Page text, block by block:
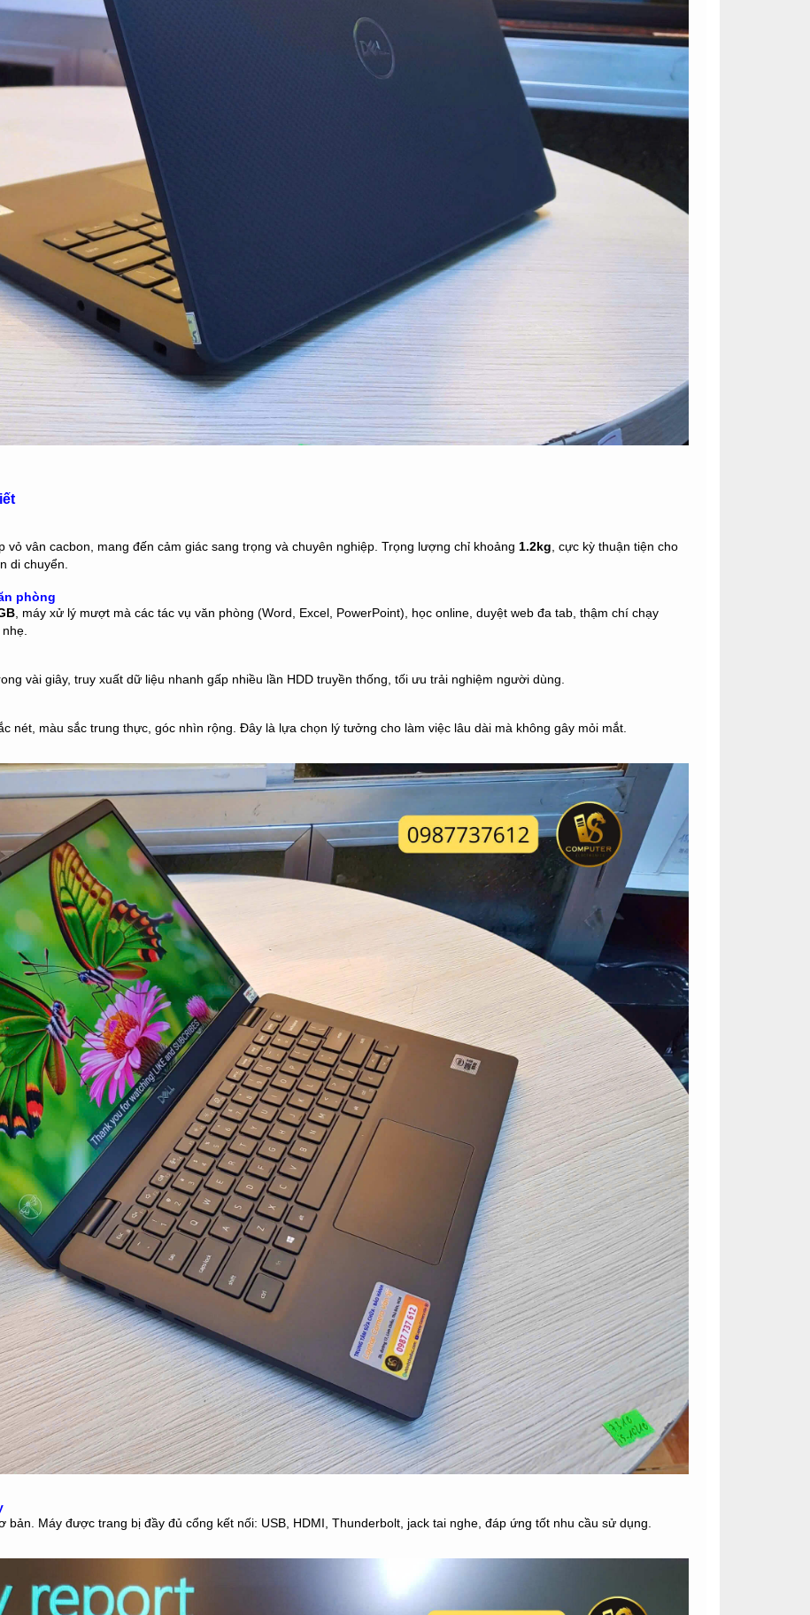
vỏ vân cacbon, mang đến cảm giác sang trọng và chuyên nghiệp. Trọng lượng chỉ khoảng 1.2kg, cực kỳ thuận tiện cho
di chuyển.
phòng
, máy xử lý mượt mà các tác vụ văn phòng (Word, Excel, PowerPoint), học online, duyệt web đa tab, thậm chí chạy
vài giây, truy xuất dữ liệu nhanh gấp nhiều lần HDD truyền thống, tối ưu trải nghiệm người dùng.
nét, màu sắc trung thực, góc nhìn rộng. Đây là lựa chọn lý tưởng cho làm việc lâu dài mà không gây mỏi mắt.
Máy được trang bị đầy đủ cổng kết nối: USB, HDMI, Thunderbolt, jack tai nghe, đáp ứng tốt nhu cầu sử dụng.